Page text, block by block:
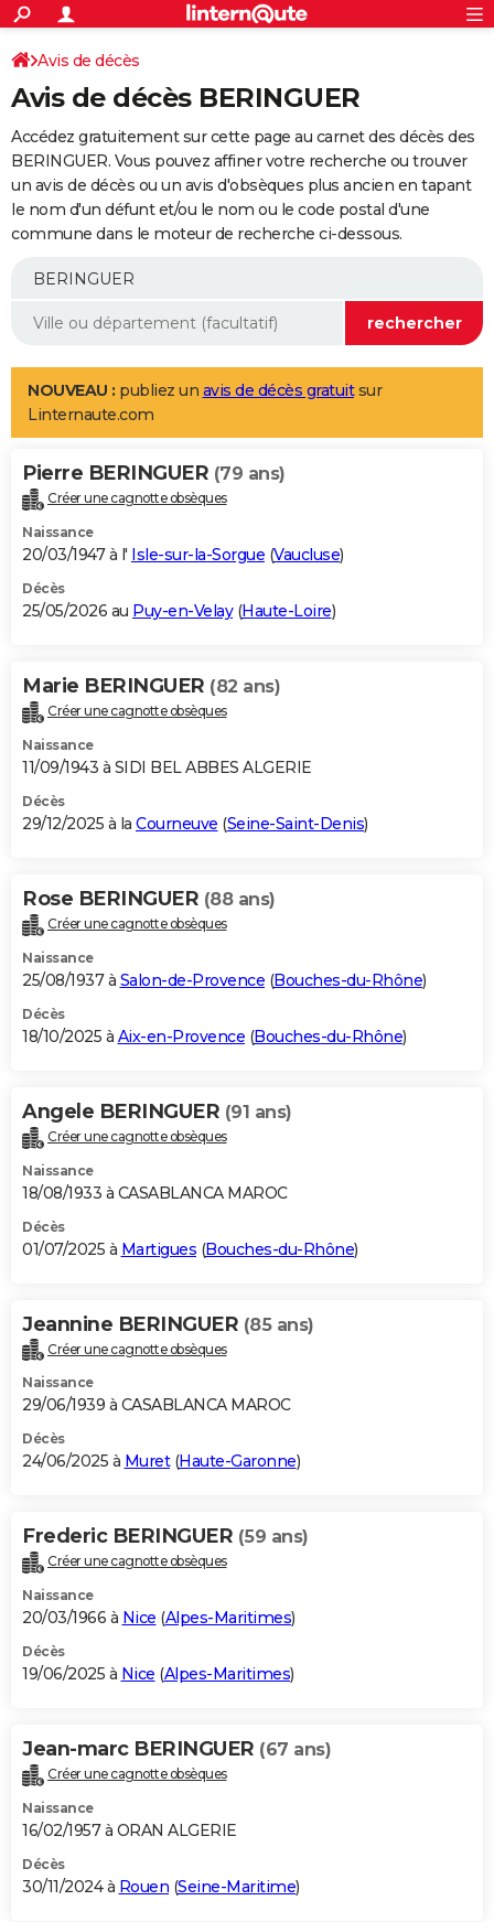
ACTUALITÉS
Politique
Société
Faits Divers
Education
Monde
Villes
+
SPORT
Coupe du monde 2026
Football
Tennis
Cyclisme
Rugby
Forum
Programme TV
TNT
Streaming
Cinéma
Sorties cinéma
Musique
+
FINANCE
Impôts
Immobilier
Risques naturels par ville
Banque
Assurance
Crédit
AUTO
Essais
Réserver un essai
Citadines
Berlines
SUV
Forum auto
+
Mobiles
Meilleur smartphone
Internet
Ordinateurs
Jeux vidéo
Guide high-tech
Aménagement intérieur
LIFESTYLE
Art de vivre
Bien-être
Loisirs
Mode
Modes de vie
Alimentation
Guide de la santé
Maladies
Médicaments
Sommeil
VOYAGE
Destinations
City break
Voyage nature
Voyage de noces
Forum
Climat
+PHOTO
GUIDES D'ACHAT
BONS PLANS
Carte de Noël
Carte Bonne année
Carte Saint-Valentin
Carte Pâques
Carte d'anniversaire
DICTIONNAIRE
Dictionnaire
Biographies
Citations
Expressions
Proverbes
PROGRAMME TV
S'inscrire
Se connecter
Lycées
Collèges
Primaires
Universités
Entreprises
Service militaire
Avis de recherche
AVIS DE DÉCÈS
Bricolage
Lifestyle
Culture
Sport
Auto
Television
Voyage
Cinema
Avis de décès
Avis de décès BERINGUER
Accédez gratuitement sur cette page au carnet des décès des
BERINGUER. Vous pouvez affiner votre recherche ou trouver
un avis de décès ou un avis d'obsèques plus ancien en tapant
le nom d'un défunt et/ou le nom ou le code postal d'une
commune dans le moteur de recherche ci-dessous.
NOUVEAU : publiez un avis de décès gratuitsur
Linternaute.com
Pierre BERINGUER (79 ans)
Créer une cagnotte obsèques
Naissance
20/03/1947 à l' Isle-sur-la-Sorgue (Vaucluse)
Décès
25/05/2026 au Puy-en-Velay(Haute-Loire)
Marie BERINGUER (82 ans)
Créer une cagnotte obsèques
Naissance
11/09/1943 à SIDI BEL ABBES ALGERIE
Décès
29/12/2025 à la Courneuve (Seine-Saint-Denis)
Rose BERINGUER (88 ans)
Créer une cagnotte obsèques
Naissance
25/08/1937 à Salon-de-Provence (Bouches-du-Rhône)
Décès
18/10/2025 à Aix-en-Provence (Bouches-du-Rhône)
Angele BERINGUER (91 ans)
Créer une cagnotte obsèques
Naissance
18/08/1933 à CASABLANCA MAROC
Décès
01/07/2025 à Martigues (Bouches-du-Rhône)
Jeannine BERINGUER (85 ans)
Créer une cagnotte obsèques
Naissance
29/06/1939 à CASABLANCA MAROC
Décès
24/06/2025 à Muret(Haute-Garonne)
Frederic BERINGUER (59 ans)
Créer une cagnotte obsèques
Naissance
20/03/1966 à Nice (Alpes-Maritimes)
Décès
19/06/2025 à Nice (Alpes-Maritimes)
Jean-marc BERINGUER (67 ans)
Créer une cagnotte obsèques
Naissance
16/02/1957 à ORAN ALGERIE
Décès
30/11/2024 à Rouen (Seine-Maritime)